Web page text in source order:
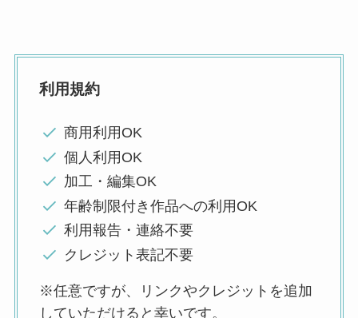
利用規約
商用利用OK
個人利用OK
加工・編集OK
年齢制限付き作品への利用OK
利用報告・連絡不要
クレジット表記不要
※任意ですが、リンクやクレジットを追加
していただけると幸いです。